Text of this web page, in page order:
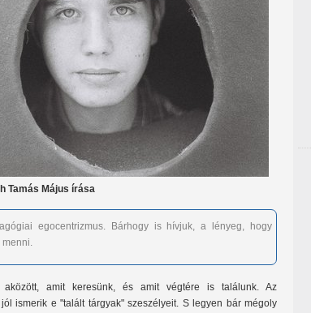
Tamás Május írása
egocentrizmus. Bárhogy is hívjuk, a lényeg, hogy
menni.
aközött, amit keresünk, és amit végtére is találunk. Az
ismerik e "talált tárgyak" szeszélyeit. S legyen bár mégoly